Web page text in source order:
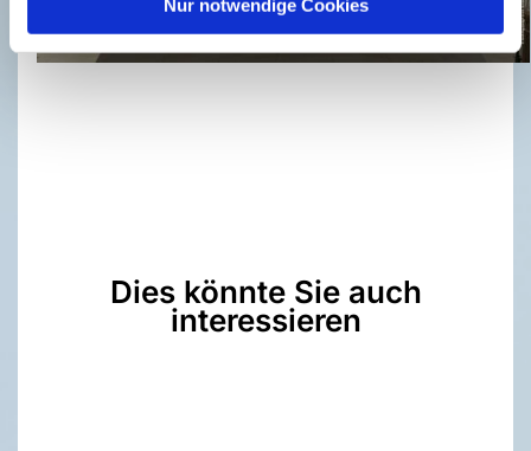
Nur notwendige Cookies
Dies könnte Sie auch
interessieren